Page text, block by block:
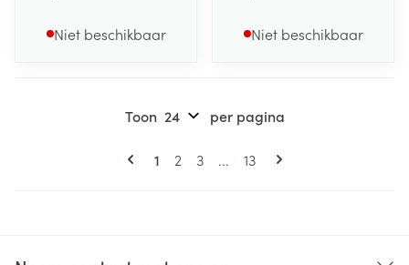
Niet beschikbaar Niet beschikbaar
Pagina's
U lees momenteel pagina
1 Pagina
2 Pagina
3 ... Pagina
13
Toon per pagina